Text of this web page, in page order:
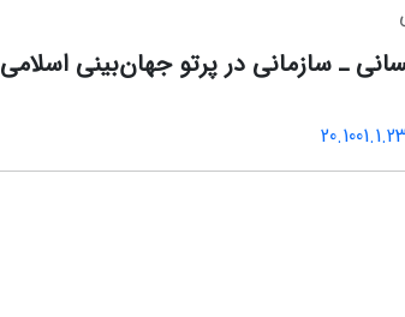
ـ سازمانی در پرتو جهان‌بینی اسلامی